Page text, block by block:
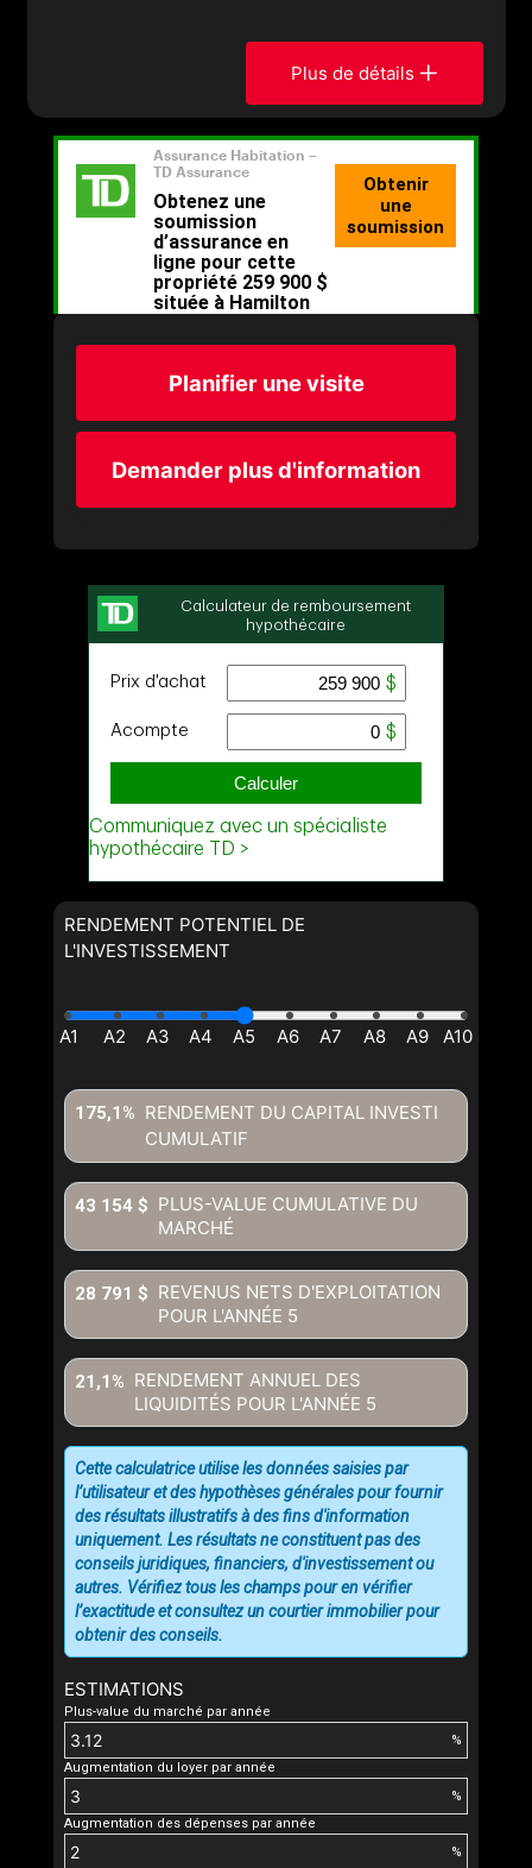
Plus de détails
Planifier une visite
Demander plus d'information
RENDEMENT POTENTIEL DE
L'INVESTISSEMENT
RENDEMENT DU CAPITAL INVESTI
CUMULATIF
175,1%
PLUS-VALUE CUMULATIVE DU
MARCHÉ
43 154 $
REVENUS NETS D'EXPLOITATION
POUR L'ANNÉE 5
28 791 $
RENDEMENT ANNUEL DES
LIQUIDITÉS POUR L'ANNÉE 5
21,1%
ESTIMATIONS
Plus-value du marché par année
%
Augmentation du loyer par année
%
Augmentation des dépenses par année
%
Cette calculatrice utilise les données saisies par
l’utilisateur et des hypothèses générales pour fournir
des résultats illustratifs à des fins d'information
uniquement. Les résultats ne constituent pas des
conseils juridiques, financiers, d'investissement ou
autres. Vérifiez tous les champs pour en vérifier
l’exactitude et consultez un courtier immobilier pour
obtenir des conseils.